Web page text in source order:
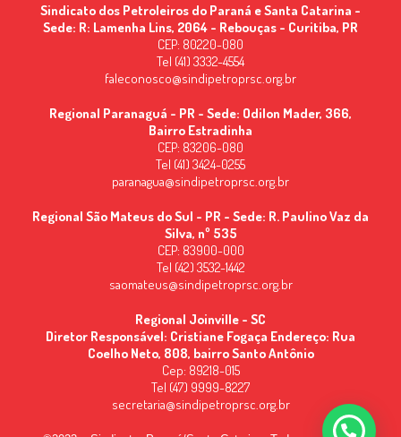
Sindicato dos Petroleiros do Paraná e Santa Catarina -
Sede: R: Lamenha Lins, 2064 - Rebouças - Curitiba, PR
CEP: 80220-080
Tel (41) 3332-4554
faleconosco@sindipetroprsc.org.br
Regional Paranaguá - PR - Sede: Odilon Mader, 366,
Bairro Estradinha
CEP: 83206-080
Tel (41) 3424-0255
paranagua@sindipetroprsc.org.br
Regional São Mateus do Sul - PR - Sede: R. Paulino Vaz da
Silva, nº 535
CEP: 83900-000
Tel (42) 3532-1442
saomateus@sindipetroprsc.org.br
Regional Joinville - SC
Diretor Responsável: Cristiane Fogaça Endereço: Rua
Coelho Neto, 808, bairro Santo Antônio
Cep: 89218-015
Tel (47) 9999-8227
secretaria@sindipetroprsc.org.br